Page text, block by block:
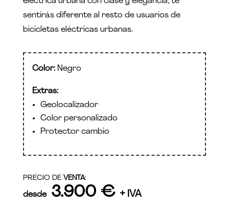
sentirás diferente al resto de usuarios de
bicicletas eléctricas urbanas.
Color:Negro
Extras:
Geolocalizador
Color personalizado
Protector cambio
PRECIO DE VENTA:
desde3.900 € + IVA